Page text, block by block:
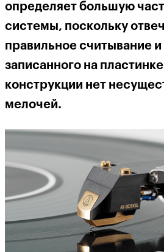
определяет большую
системы, поскольку
правильное считывание
записанного на
конструкции нет
мелочей.